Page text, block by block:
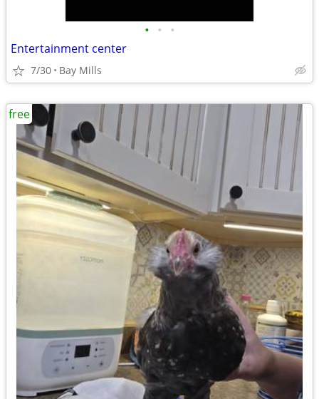
• • •
Entertainment center
7/30 Bay Mills
free